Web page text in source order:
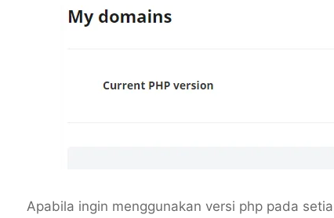
Apabila ingin menggunakan versi php pada